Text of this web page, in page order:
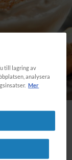
till lagring av
analysera
Mer